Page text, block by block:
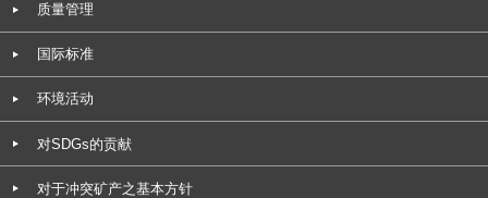
质量管理
国际标准
环境活动
对SDGs的贡献
对于冲突矿产之基本方针